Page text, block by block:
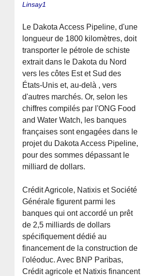
Linsay1
Le Dakota Access Pipeline, d'une
longueur de 1800 kilomètres, doit
transporter le pétrole de schiste
extrait dans le Dakota du Nord
vers les côtes Est et Sud des
États-Unis et, au-delà , vers
d'autres marchés. Or, selon les
chiffres compilés par l'ONG Food
and Water Watch, les banques
françaises sont engagées dans le
projet du Dakota Access Pipeline,
pour des sommes dépassant le
milliard de dollars.
Crédit Agricole, Natixis et Société
Générale figurent parmi les
banques qui ont accordé un prêt
de 2,5 milliards de dollars
spécifiquement dédié au
financement de la construction de
l'oléoduc. Avec BNP Paribas,
Crédit agricole et Natixis financent